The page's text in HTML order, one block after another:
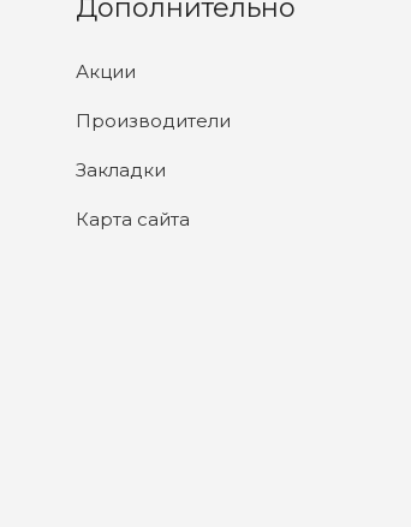
Дополнительно
Акции
Производители
Закладки
Карта сайта